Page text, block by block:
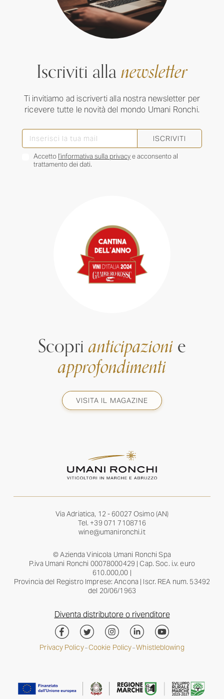
Iscriviti allanewsletter
Ti invitiamo ad iscriverti alla nostra newsletter per
ricevere tutte le novità del mondo Umani Ronchi.
ISCRIVITI
Accetto l’informativa sulla privacye acconsento al
trattamento dei dati.
Scoprianticipazionie
approfondimenti
VISITA IL MAGAZINE
Via Adriatica, 12 - 60027 Osimo (AN)
Tel. +39 071 7108716
wine@umanironchi.it
© Azienda Vinicola Umani Ronchi Spa
P.iva Umani Ronchi 00078000429 | Cap. Soc. i.v. euro
610.000,00 |
Provincia del Registro Imprese: Ancona | Iscr. REA num. 53492
del 20/06/1963
Diventa distributore o rivenditore
Privacy Policy–Cookie Policy–Whistleblowing